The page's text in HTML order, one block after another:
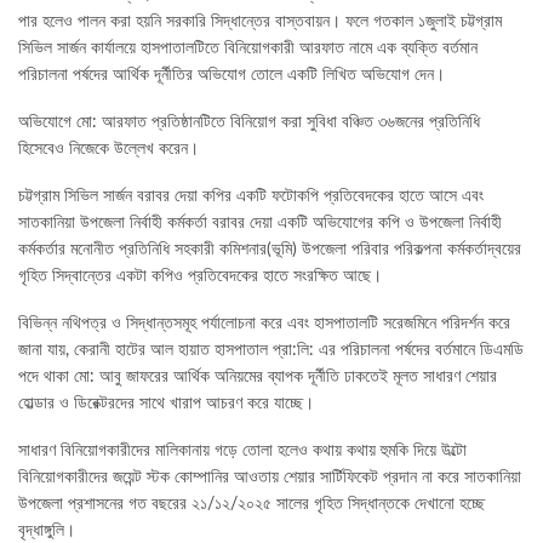
পার হলেও পালন করা হয়নি সরকারি সিদ্ধান্তের বাস্তবায়ন। ফলে গতকাল ১জুলাই চট্টগ্রাম
সিভিল সার্জন কার্যালয়ে হাসপাতালটিতে বিনিয়োগকারী আরফাত নামে এক ব্যক্তি বর্তমান
পরিচালনা পর্ষদের আর্থিক দূর্নীতির অভিযোগ তোলে একটি লিখিত অভিযোগ দেন।
অভিযোগে মো: আরফাত প্রতিষ্ঠানটিতে বিনিয়োগ করা সুবিধা বঞ্চিত ৩৬জনের প্রতিনিধি
হিসেবেও নিজেকে উল্লেখ করেন।
চট্টগ্রাম সিভিল সার্জন বরাবর দেয়া কপির একটি ফটোকপি প্রতিবেদকের হাতে আসে এবং
সাতকানিয়া উপজেলা নির্বাহী কর্মকর্তা বরাবর দেয়া একটি অভিযোগের কপি ও উপজেলা নির্বাহী
কর্মকর্তার মনোনীত প্রতিনিধি সহকারী কমিশনার(ভূমি) উপজেলা পরিবার পরিকল্পনা কর্মকর্তাদ্বয়ের
গৃহিত সিদ্বান্তের একটা কপিও প্রতিবেদকের হাতে সংরক্ষিত আছে।
বিভিন্ন নথিপত্র ও সিদ্ধান্তসমূহ পর্যালোচনা করে এবং হাসপাতালটি সরেজমিনে পরিদর্শন করে
জানা যায়, কেরানী হাটের আল হায়াত হাসপাতাল প্রা:লি: এর পরিচালনা পর্ষদের বর্তমানে ডিএমডি
পদে থাকা মো: আবু জাফরের আর্থিক অনিয়মের ব্যাপক দূর্নীতি ঢাকতেই মূলত সাধারণ শেয়ার
হোল্ডার ও ডিরেক্টরদের সাথে খারাপ আচরণ করে যাচ্ছে।
সাধারণ বিনিয়োগকারীদের মালিকানায় গড়ে তোলা হলেও কথায় কথায় হুমকি দিয়ে উল্টো
বিনিয়োগকারীদের জয়েন্ট স্টক কোম্পানির আওতায় শেয়ার সার্টিফিকেট প্রদান না করে সাতকানিয়া
উপজেলা প্রশাসনের গত বছরের ২১/১২/২০২৫ সালের গৃহিত সিদ্ধান্তকে দেখানো হচ্ছে
বৃদ্ধাঙ্গুলি।